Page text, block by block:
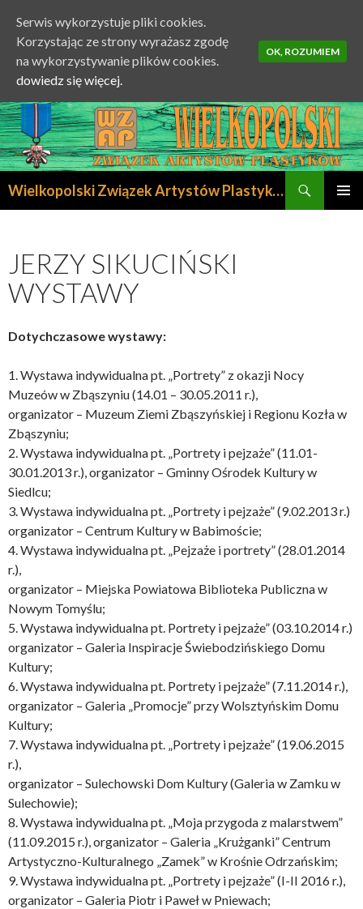
Wielkopolski Związek Artystów Plastyków
JERZY SIKUCIŃSKI
WYSTAWY
Dotychczasowe wystawy:
1. Wystawa indywidualna pt. „Portrety” z okazji Nocy
Muzeów w Zbąszyniu (14.01 – 30.05.2011 r.),
organizator – Muzeum Ziemi Zbąszyńskiej i Regionu Kozła w
Zbąszyniu;
2. Wystawa indywidualna pt. „Portrety i pejzaże” (11.01-
30.01.2013 r.), organizator – Gminny Ośrodek Kultury w
Siedlcu;
3. Wystawa indywidualna pt. „Portrety i pejzaże” (9.02.2013 r.)
organizator – Centrum Kultury w Babimoście;
4. Wystawa indywidualna pt. „Pejzaże i portrety” (28.01.2014
r.),
organizator – Miejska Powiatowa Biblioteka Publiczna w
Nowym Tomyślu;
5. Wystawa indywidualna pt. Portrety i pejzaże” (03.10.2014 r.)
organizator – Galeria Inspiracje Świebodzińskiego Domu
Kultury;
6. Wystawa indywidualna pt. Portrety i pejzaże” (7.11.2014 r.),
organizator – Galeria „Promocje” przy Wolsztyńskim Domu
Kultury;
7. Wystawa indywidualna pt. „Portrety i pejzaże” (19.06.2015
r.),
organizator – Sulechowski Dom Kultury (Galeria w Zamku w
Sulechowie);
8. Wystawa indywidualna pt. „Moja przygoda z malarstwem”
(11.09.2015 r.), organizator – Galeria „Krużganki” Centrum
Artystyczno-Kulturalnego „Zamek” w Krośnie Odrzańskim;
9. Wystawa indywidualna pt. „Portrety i pejzaże” (I-II 2016 r.),
organizator – Galeria Piotr i Paweł w Pniewach;
Serwis wykorzystuje pliki cookies.
Korzystając ze strony wyrażasz zgodę
na wykorzystywanie plików cookies.
dowiedz się więcej.
OK, ROZUMIEM